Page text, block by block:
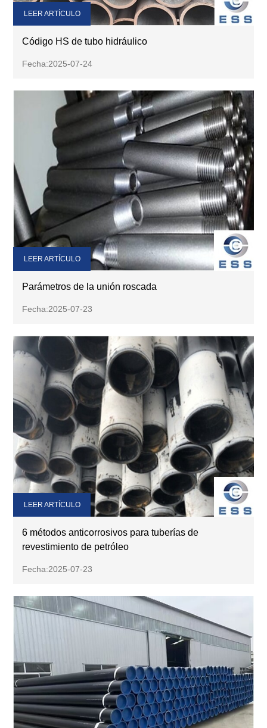
Código HS de tubo hidráulico
Fecha:2025-07-24
LEER ARTÍCULO
Parámetros de la unión roscada
Fecha:2025-07-23
LEER ARTÍCULO
6 métodos anticorrosivos para tuberías de
revestimiento de petróleo
Fecha:2025-07-23
LEER ARTÍCULO